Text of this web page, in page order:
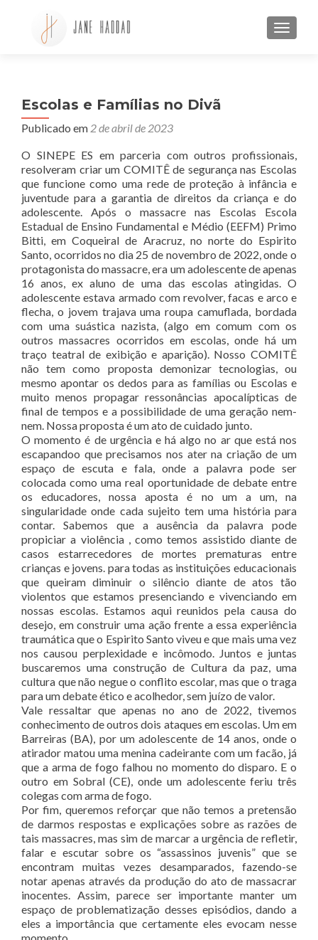
Escolas e Famílias no Divã
Publicado em 2 de abril de 2023
O SINEPE ES em parceria com outros profissionais,
resolveram criar um COMITÊ de segurança nas Escolas
que funcione como uma rede de proteção à infância e
juventude para a garantia de direitos da criança e do
adolescente. Após o massacre nas Escolas Escola
Estadual de Ensino Fundamental e Médio (EEFM) Primo
Bitti, em Coqueiral de Aracruz, no norte do Espirito
Santo, ocorridos no dia 25 de novembro de 2022, onde o
protagonista do massacre, era um adolescente de apenas
16 anos, ex aluno de uma das escolas atingidas. O
adolescente estava armado com revolver, facas e arco e
flecha, o jovem trajava uma roupa camuflada, bordada
com uma suástica nazista, (algo em comum com os
outros massacres ocorridos em escolas, onde há um
traço teatral de exibição e aparição). Nosso COMITÊ
não tem como proposta demonizar tecnologias, ou
mesmo apontar os dedos para as famílias ou Escolas e
muito menos propagar ressonâncias apocalípticas de
final de tempos e a possibilidade de uma geração nem-
nem. Nossa proposta é um ato de cuidado junto.
O momento é de urgência e há algo no ar que está nos
escapandoo que precisamos nos ater na criação de um
espaço de escuta e fala, onde a palavra pode ser
colocada como uma real oportunidade de debate entre
os educadores, nossa aposta é no um a um, na
singularidade onde cada sujeito tem uma história para
contar. Sabemos que a ausência da palavra pode
propiciar a violência , como temos assistido diante de
casos estarrecedores de mortes prematuras entre
crianças e jovens. para todas as instituições educacionais
que queiram diminuir o silêncio diante de atos tão
violentos que estamos presenciando e vivenciando em
nossas escolas. Estamos aqui reunidos pela causa do
desejo, em construir uma ação frente a essa experiência
traumática que o Espirito Santo viveu e que mais uma vez
nos causou perplexidade e incômodo. Juntos e juntas
buscaremos uma construção de Cultura da paz, uma
cultura que não negue o conflito escolar, mas que o traga
para um debate ético e acolhedor, sem juízo de valor.
Vale ressaltar que apenas no ano de 2022, tivemos
conhecimento de outros dois ataques em escolas. Um em
Barreiras (BA), por um adolescente de 14 anos, onde o
atirador matou uma menina cadeirante com um facão, já
que a arma de fogo falhou no momento do disparo. E o
outro em Sobral (CE), onde um adolescente feriu três
colegas com arma de fogo.
Por fim, queremos reforçar que não temos a pretensão
de darmos respostas e explicações sobre as razões de
tais massacres, mas sim de marcar a urgência de refletir,
falar e escutar sobre os “assassinos juvenis” que se
encontram muitas vezes desamparados, fazendo-se
notar apenas através da produção do ato de massacrar
inocentes. Assim, parece ser importante manter um
espaço de problematização desses episódios, dando a
eles a importância que certamente eles evocam nesse